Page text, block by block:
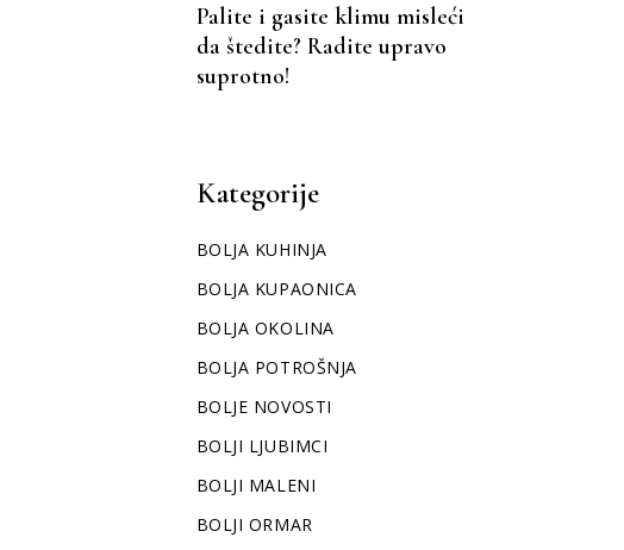
Palite i gasite klimu misleći
da štedite? Radite upravo
suprotno!
Kategorije
BOLJA KUHINJA
BOLJA KUPAONICA
BOLJA OKOLINA
BOLJA POTROŠNJA
BOLJE NOVOSTI
BOLJI LJUBIMCI
BOLJI MALENI
BOLJI ORMAR